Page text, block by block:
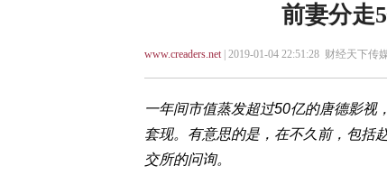
前妻分走
www.creaders.net| 2019-01-04 22:51:28 财经天下传媒
一年间市值蒸发超过50亿的唐德影视
套现。有意思的是，在不久前，包括
交所的问询。